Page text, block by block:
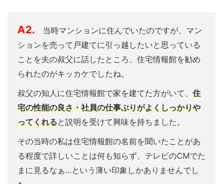
A2. 当時マンションに住んでいたのですが、マン
ションを売って戸建てに引っ越したいと思っている
ことを夫の叔父に話したところ、住宅情報館を勧め
られたのがキッカケでしたね。
叔父の知人に住宅情報館で家を建てた方がいて、 住
宅の性能の良さ・社員の仕事ぶりがよくしっかりや
ってくれると説明を受けて興味を持ちました。
その当時の私は住宅情報館の名前を聞いたことがあ
る程度で詳しいことは何も知らず、テレビのCMでた
まに見るなぁ…という薄い印象しかありませんでし